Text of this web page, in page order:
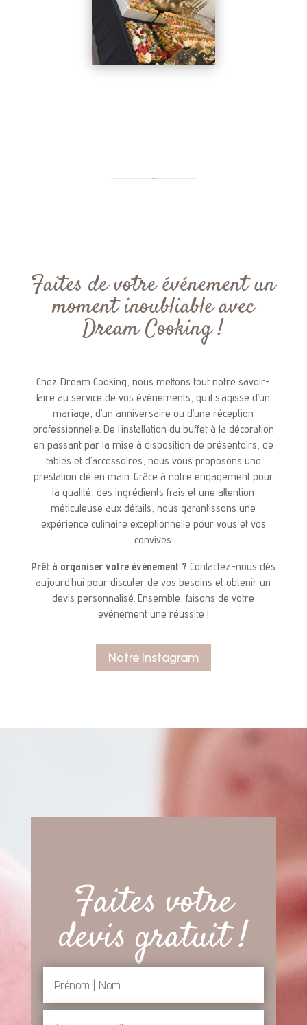
Faites de votre événement un
moment inoubliable avec
Dream Cooking !
Chez Dream Cooking, nous mettons tout notre savoir-
faire au service de vos événements, qu’il s’agisse d’un
mariage, d’un anniversaire ou d’une réception
professionnelle. De l’installation du buffet à la décoration
en passant par la mise à disposition de présentoirs, de
tables et d’accessoires, nous vous proposons une
prestation clé en main. Grâce à notre engagement pour
la qualité, des ingrédients frais et une attention
méticuleuse aux détails, nous garantissons une
expérience culinaire exceptionnelle pour vous et vos
convives.
Prêt à organiser votre événement ? Contactez-nous dès
aujourd’hui pour discuter de vos besoins et obtenir un
devis personnalisé. Ensemble, faisons de votre
événement une réussite !
Notre Instagram
Faites votre
devis gratuit !